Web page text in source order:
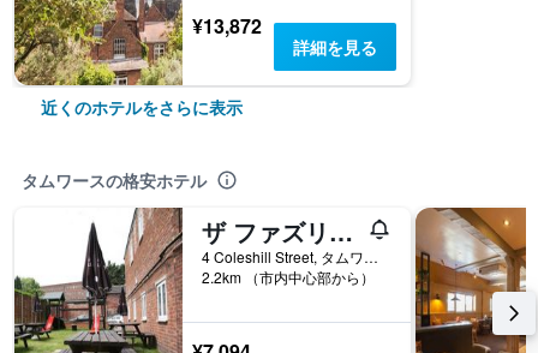
¥13,872
詳細を見る
近くのホテルをさらに表示
タムワースの格安ホテル
ザ ファズリー イン
4 Coleshill Street, タムワース, イギリス
2.2km （市内中心部から）